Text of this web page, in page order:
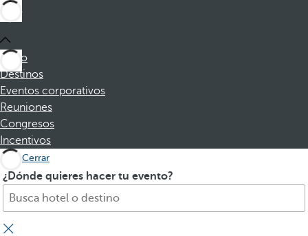
Inicio
Destinos
Eventos corporativos
Reuniones
Congresos
Incentivos
Cerrar
¿Dónde quieres hacer tu evento?
B
s
c
A
p
u